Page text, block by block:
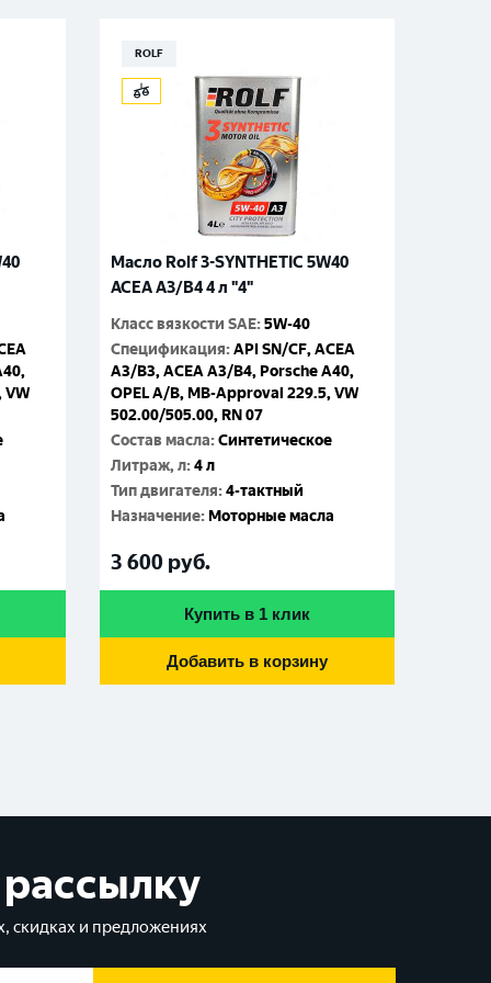
VW
ROLF
Масло Rolf 3-SYNTHETIC 5W40
ACEA A3/B4 4 л "4"
Класс вязкости SAE:5W-40
Спецификация:API SN/CF, ACEA
A3/B3, ACEA A3/B4, Porsche A40,
OPEL A/B, MB-Approval 229.5, VW
502.00/505.00, RN 07
Состав масла:Синтетическое
Литраж, л:4 л
Тип двигателя:4-тактный
Назначение: Моторные масла
3 600 руб.
Купить в 1 клик
Добавить в корзину
скидках и предложениях